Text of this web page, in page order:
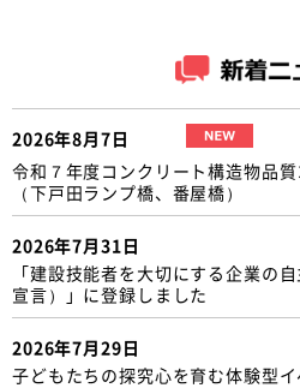
2026年8月7日
令和７年度コンクリート構造物品
（下戸田ランプ橋、番屋橋）
2026年7月31日
「建設技能者を大切にする企業の
宣言）」に登録しました
2026年7月29日
子どもたちの探究心を育む体験型